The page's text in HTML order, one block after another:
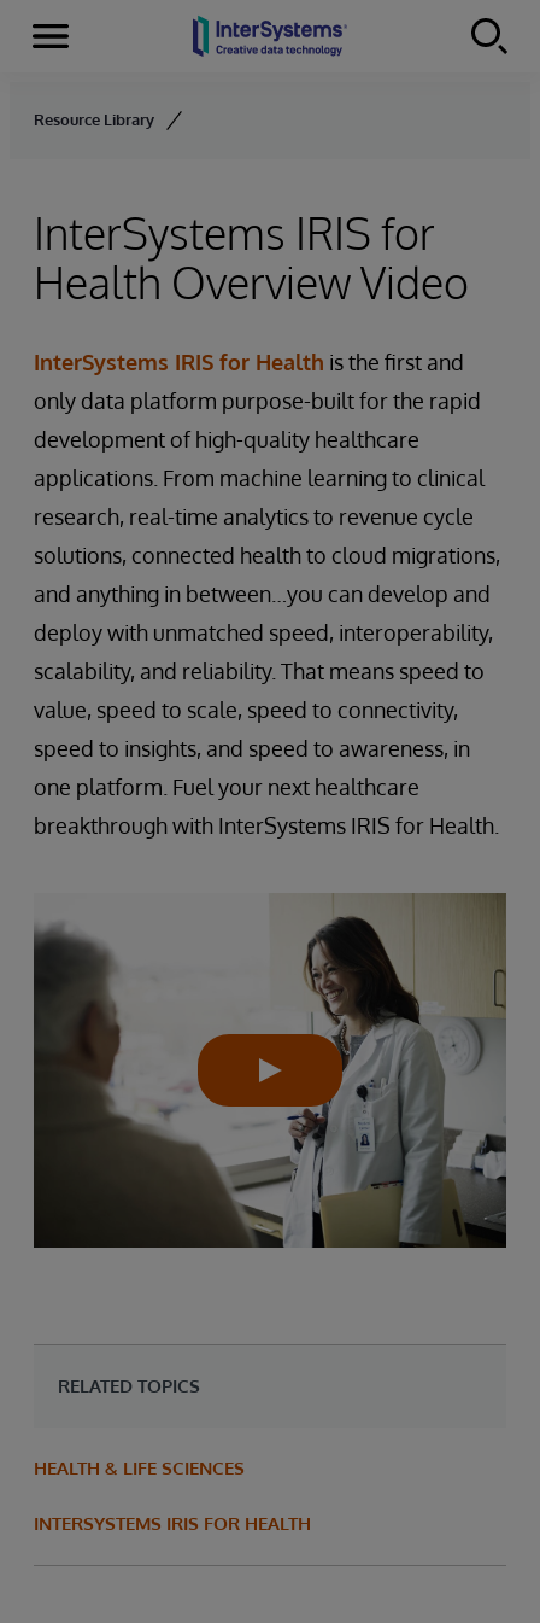
Skip to content
Menu
Resource Library
InterSystems IRIS for
Health Overview Video
InterSystems IRIS for Health is the first and
only data platform purpose-built for the rapid
development of high-quality healthcare
applications. From machine learning to clinical
research, real-time analytics to revenue cycle
solutions, connected health to cloud migrations,
and anything in between…you can develop and
deploy with unmatched speed, interoperability,
scalability, and reliability. That means speed to
value, speed to scale, speed to connectivity,
speed to insights, and speed to awareness, in
one platform. Fuel your next healthcare
breakthrough with InterSystems IRIS for Health.
RELATED TOPICS
HEALTH & LIFE SCIENCES
INTERSYSTEMS IRIS FOR HEALTH